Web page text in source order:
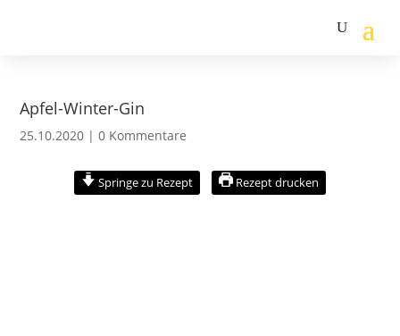
Apfel-Winter-Gin
25.10.2020 |0 Kommentare
Springe zu Rezept Rezept drucken